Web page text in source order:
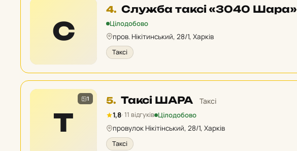
С
4. Місце
4
у
рейтингу:
Служба таксі «3040 Шара»
Цілодобово
пров. Нікітинський, 28/1, Харків
Таксі
Т
1 5. Місце
5
рейтингу:
Таксі ШАРА Таксі
1,8· 11 відгуків Цілодобово
провулок Нікітінський, 28/1, Харків
Таксі